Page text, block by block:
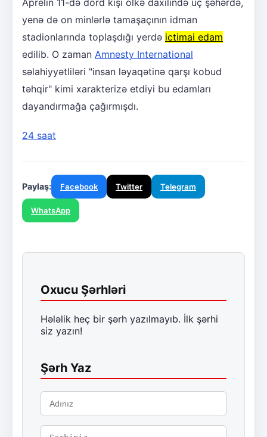
Aprelin 11-də dörd kişi ölkə daxilində üç şəhərdə,
yenə də on minlərlə tamaşaçının idman
stadionlarında toplaşdığı yerdə ictimai edam
edilib. O zaman Amnesty International
səlahiyyətliləri "insan ləyaqətinə qarşı kobud
təhqir" kimi xarakterizə etdiyi bu edamları
dayandırmağa çağırmışdı.
24 saat
Paylaş: Facebook Twitter Telegram
WhatsApp
Oxucu Şərhləri
Hələlik heç bir şərh yazılmayıb. İlk şərhi
siz yazın!
Şərh Yaz